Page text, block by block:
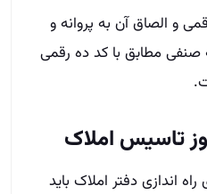
و الصاق آن به پروانه و
مطابق با کد ده رقمی
تاسیس املاک
اندازی دفتر املاک باید